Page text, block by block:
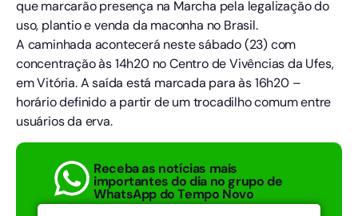
que marcarão presença na Marcha pela legalização do
uso, plantio e venda da maconha no Brasil.
A caminhada acontecerá neste sábado (23) com
concentração às 14h20 no Centro de Vivências da Ufes,
em Vitória. A saída está marcada para às 16h20 –
horário definido a partir de um trocadilho comum entre
usuários da erva.
Receba as notícias mais
importantes do dia no grupo de
WhatsApp do Tempo Novo